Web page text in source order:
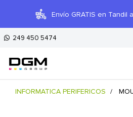
Envío GRATIS en Tandil
249 450 5474
INFORMATICA PERIFERICOS